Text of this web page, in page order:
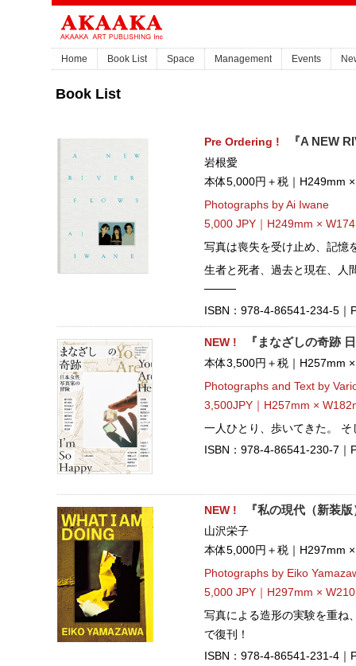
Home Book List Space Management Events
Book List
Pre Ordering ! 『A NEW
岩根愛
本体5,000円＋税｜H249mm
Photographs by Ai Iwane
5,000 JPY｜H249mm ×
写真は喪失を受け止め、記憶
生者と死者、過去と現在、人
────
ISBN：978-4-86541-234-5｜
NEW ! 『まなざしの奇跡
本体3,500円＋税｜H257mm
Photographs and Text by
3,500JPY｜H257mm ×
一人ひとり、歩いてきた。
ISBN：978-4-86541-230-7｜
NEW ! 『私の現代（新装
山沢栄子
本体5,000円＋税｜H297mm
Photographs by Eiko
5,000 JPY｜H297mm ×
写真による造形の実験を重ね
で復刊！
ISBN：978-4-86541-231-4｜